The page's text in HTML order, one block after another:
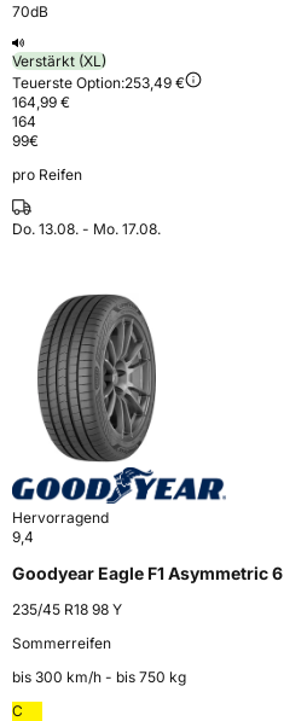
70dB
Verstärkt (XL)
Teuerste Option:253,49 €
164,99 €
164
99€
pro Reifen
Do. 13.08. - Mo. 17.08.
Hervorragend
9,4
Goodyear Eagle F1 Asymmetric 6
235/45 R18 98 Y
Sommerreifen
bis 300 km⁠/⁠h - bis 750 kg
C